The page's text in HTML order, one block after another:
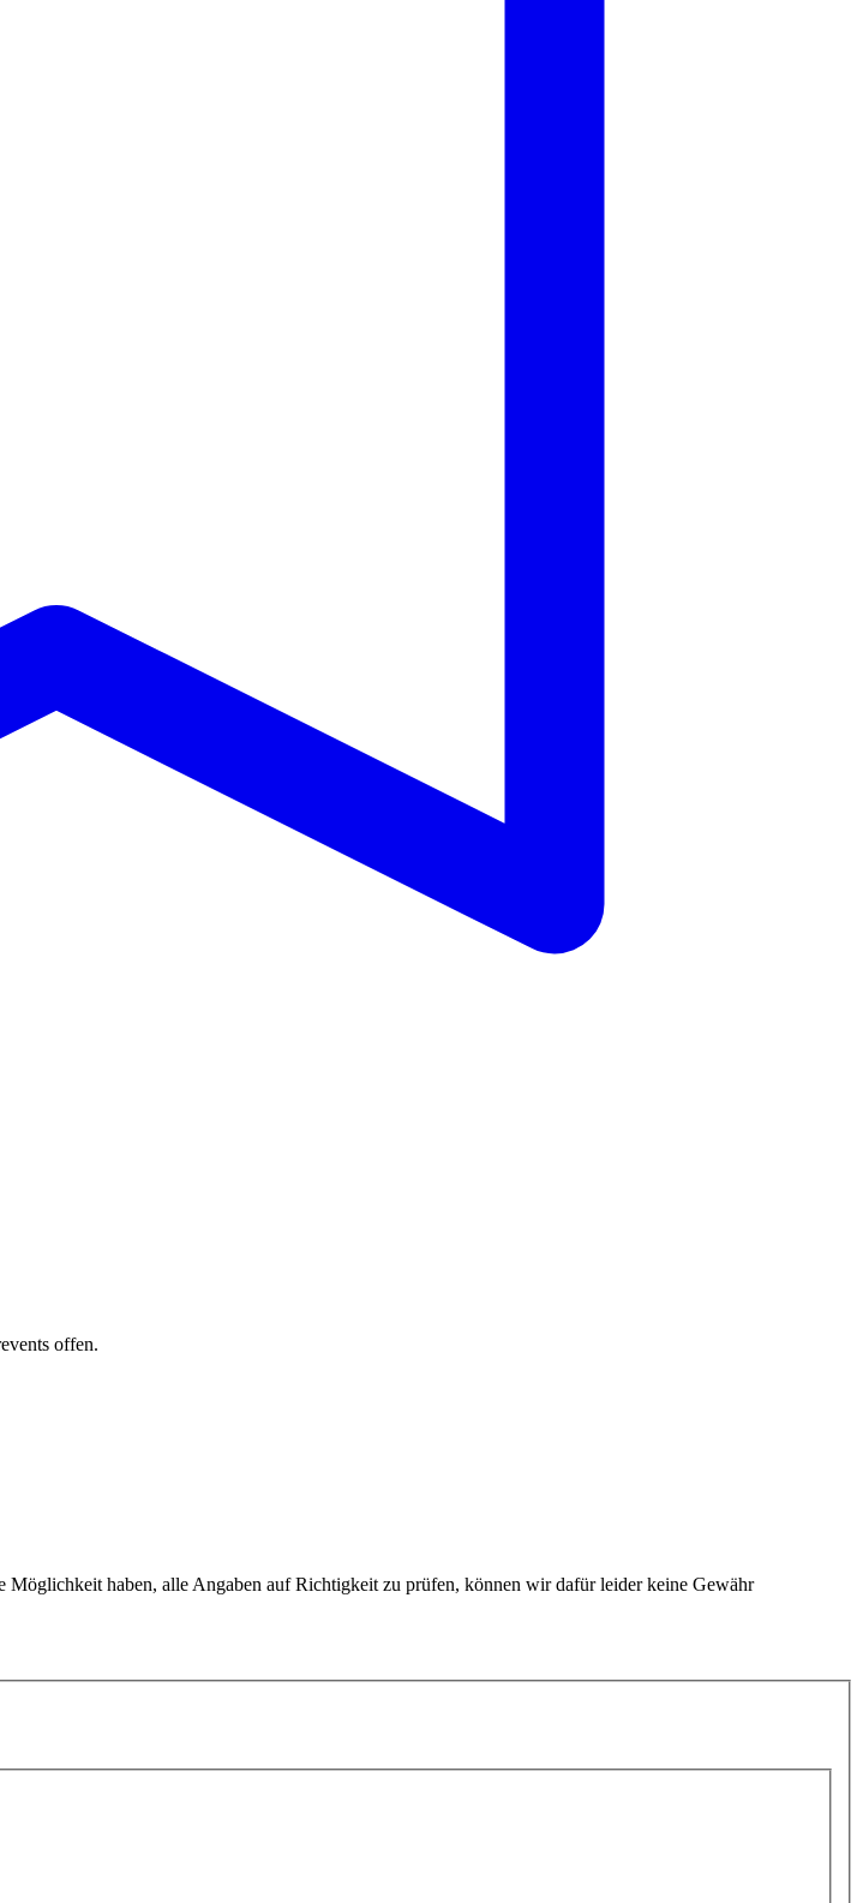
offen.
haben, alle Angaben auf Richtigkeit zu prüfen, können wir dafür leider keine Gewähr